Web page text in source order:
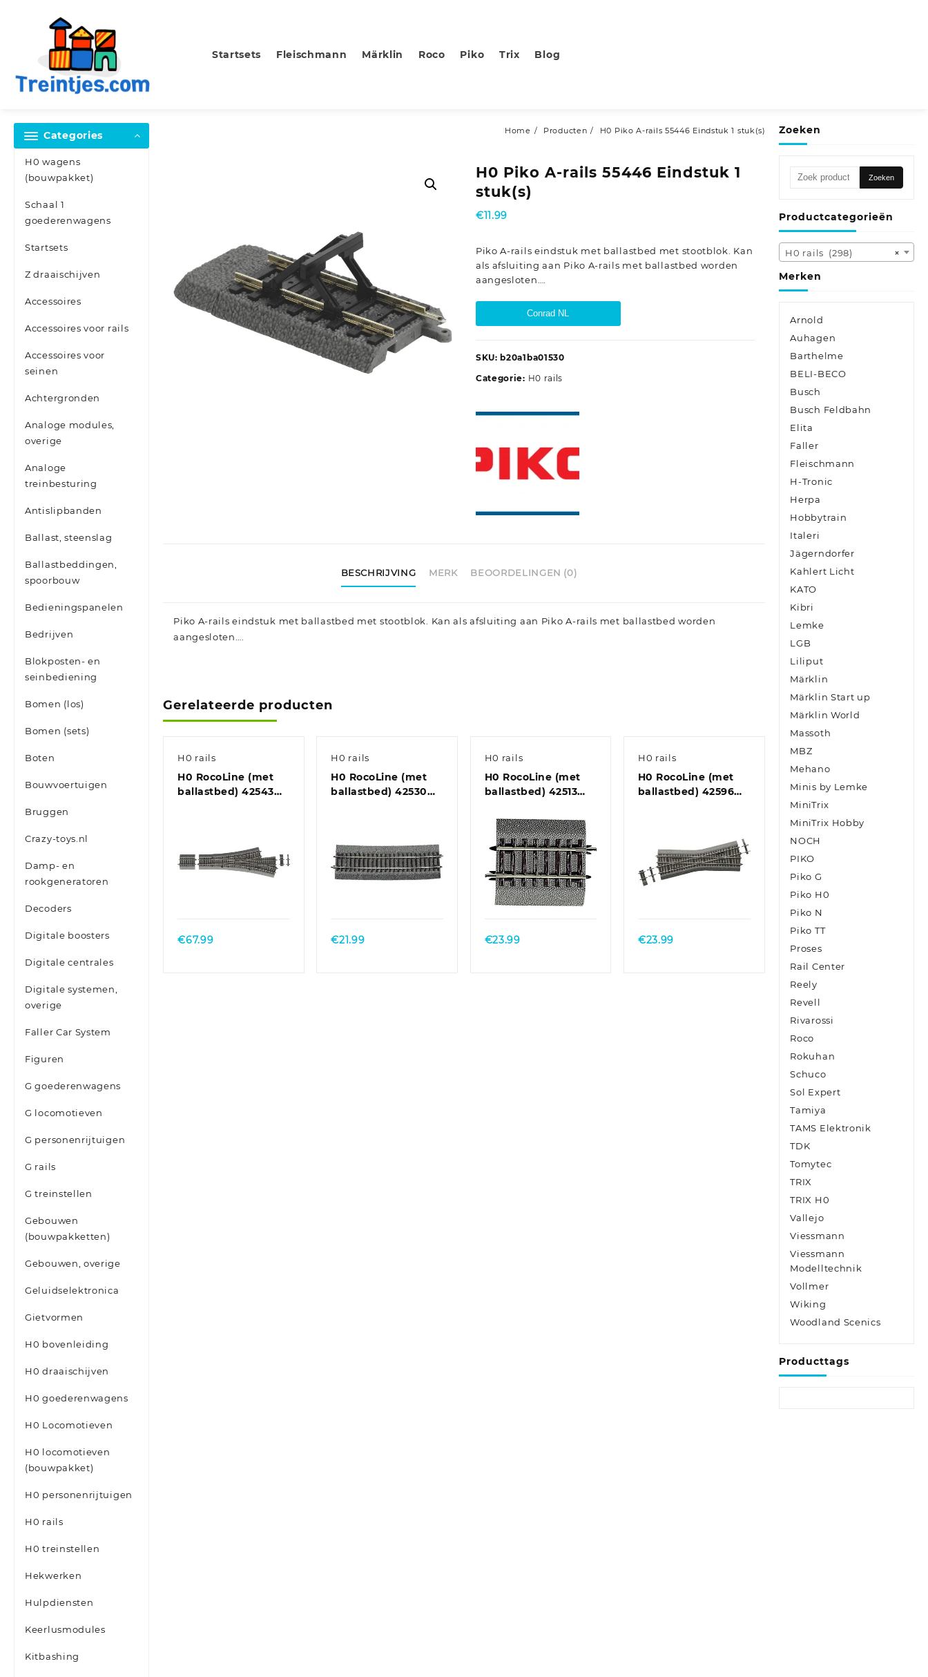
Startsets Fleischmann Märklin Roco Piko Trix Blog
Categories
H0 wagens
(bouwpakket)
Schaal 1
goederenwagens
Startsets
Z draaischijven
Accessoires
Accessoires voor rails
Accessoires voor
seinen
Achtergronden
Analoge modules,
overige
Analoge
treinbesturing
Antislipbanden
Ballast, steenslag
Ballastbeddingen,
spoorbouw
Bedieningspanelen
Bedrijven
Blokposten- en
seinbediening
Bomen (los)
Bomen (sets)
Boten
Bouwvoertuigen
Bruggen
Crazy-toys.nl
Damp- en
rookgeneratoren
Decoders
Digitale boosters
Digitale centrales
Digitale systemen,
overige
Faller Car System
Figuren
G goederenwagens
G locomotieven
G personenrijtuigen
G rails
G treinstellen
Gebouwen
(bouwpakketten)
Gebouwen, overige
Geluidselektronica
Gietvormen
H0 bovenleiding
H0 draaischijven
H0 goederenwagens
H0 Locomotieven
H0 locomotieven
(bouwpakket)
H0 personenrijtuigen
H0 rails
H0 treinstellen
Hekwerken
Hulpdiensten
Keerlusmodules
Kitbashing
Home Producten H0 Piko A-rails 55446 Eindstuk 1 stuk(s)
H0 Piko A-rails 55446 Eindstuk 1
stuk(s)
€11.99
Piko A-rails eindstuk met ballastbed met stootblok. Kan
als afsluiting aan Piko A-rails met ballastbed worden
aangesloten….
Conrad NL
SKU: b20a1ba01530
Categorie: H0 rails
BESCHRIJVING MERK BEOORDELINGEN (0)
Piko A-rails eindstuk met ballastbed met stootblok. Kan als afsluiting aan Piko A-rails met ballastbed worden
aangesloten….
Gerelateerde producten
H0 rails
H0 RocoLine (met
ballastbed) 42543
€67.99
H0 rails
H0 RocoLine (met
ballastbed) 42530
€21.99
H0 rails
H0 RocoLine (met
ballastbed) 42513
6 stuk(s)
€23.99
H0 rails
H0 RocoLine (met
ballastbed) 42596
€23.99
Zoeken
Zoeken
Zoeken
Productcategorieën
×
H0 rails (298)
Merken
Arnold
Auhagen
Barthelme
BELI-BECO
Busch
Busch Feldbahn
Elita
Faller
Fleischmann
H-Tronic
Herpa
Hobbytrain
Italeri
Jägerndorfer
Kahlert Licht
KATO
Kibri
Lemke
LGB
Liliput
Märklin
Märklin Start up
Märklin World
Massoth
MBZ
Mehano
Minis by Lemke
MiniTrix
MiniTrix Hobby
NOCH
PIKO
Piko G
Piko H0
Piko N
Piko TT
Proses
Rail Center
Reely
Revell
Rivarossi
Roco
Rokuhan
Schuco
Sol Expert
Tamiya
TAMS Elektronik
TDK
Tomytec
TRIX
TRIX H0
Vallejo
Viessmann
Viessmann
Modelltechnik
Vollmer
Wiking
Woodland Scenics
Producttags